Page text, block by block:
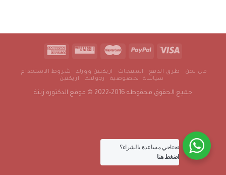
من نحن طرق الدفع المنتجات اريكتين وورلد
شروط الاستخدام
سياسة الخصوصية
رجولتك اريكتين
جميع الحقوق محفوظه 2016-2022 © موقع الدكتوره زينة
تحتاجي مساعدة بالشراء؟
اضغط هنا